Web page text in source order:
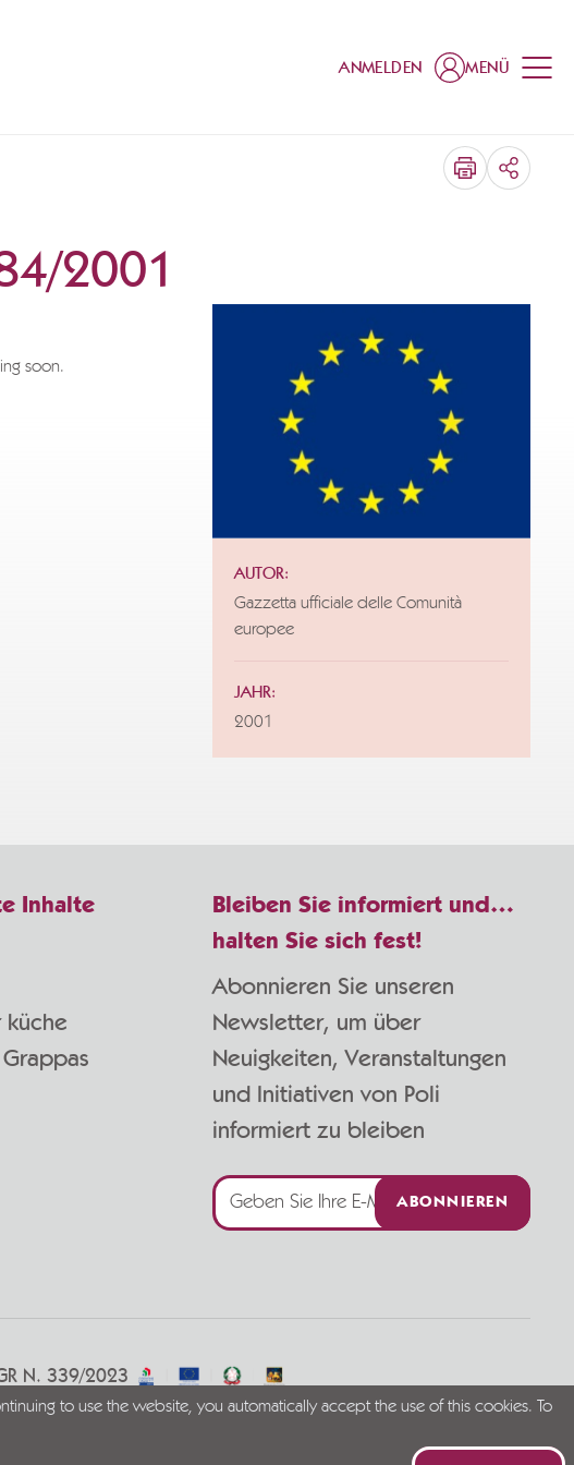
ANMELDEN MENÜ
TEILEN
2001
AUTOR:
Gazzetta ufficiale delle Comunità
europee
JAHR:
2001
soon.
Bleiben Sie informiert und…
halten Sie sich fest!
Abonnieren Sie unseren
Newsletter, um über
Neuigkeiten, Veranstaltungen
und Initiativen von Poli
informiert zu bleiben
ABONNIEREN
Inhalte
küche
N. 339/2023
to use the website, you automatically accept the use of this cookies. To